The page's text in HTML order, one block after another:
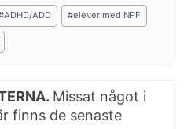
ADHD/ADD #elever med NPF
Missat något i
finns de senaste